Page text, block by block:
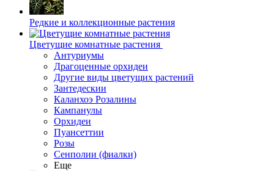
Редкие и коллекционные растения
Цветущие комнатные растения
Антуриумы
Драгоценные орхидеи
Другие виды цветущих растений
Зантедескии
Каланхоэ Розалины
Кампанулы
Орхидеи
Пуансеттии
Розы
Сенполии (фиалки)
Еще